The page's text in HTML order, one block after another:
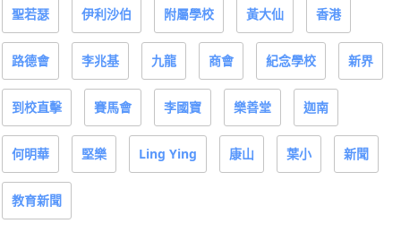
聖若瑟 伊利沙伯 附屬學校 黃大仙 香港
路德會 李兆基 九龍 商會 紀念學校 新界
到校直擊 賽馬會 李國寶 樂善堂 迦南
何明華 堅樂 Ling Ying 康山 葉小 新聞
教育新聞